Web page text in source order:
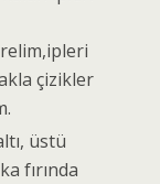
çizikler
üstü
fırında